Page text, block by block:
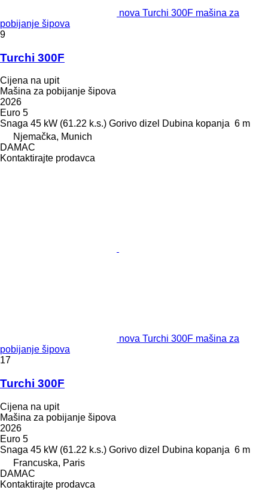
nova Turchi 300F mašina za
pobijanje šipova
9
Turchi 300F
Cijena na upit
Mašina za pobijanje šipova
2026
Euro 5
Snaga 45 kW (61.22 k.s.) Gorivo dizel Dubina kopanja 6 m
Njemačka, Munich
DAMAC
Kontaktirajte prodavca
nova Turchi 300F mašina za
pobijanje šipova
17
Turchi 300F
Cijena na upit
Mašina za pobijanje šipova
2026
Euro 5
Snaga 45 kW (61.22 k.s.) Gorivo dizel Dubina kopanja 6 m
Francuska, Paris
DAMAC
Kontaktirajte prodavca